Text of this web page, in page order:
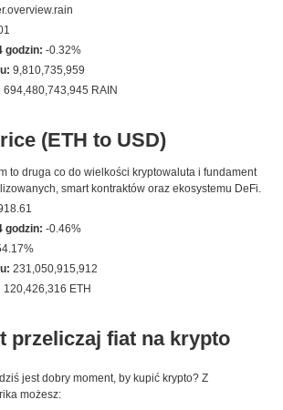
godzin: -0.32%
9,810,735,959
694,480,743,945 RAIN
(ETH to USD)
to druga co do wielkości kryptowaluta i fundament
smart kontraktów oraz ekosystemu DeFi.
godzin: -0.46%
231,050,915,912
120,426,316 ETH
przeliczaj fiat na krypto
jest dobry moment, by kupić krypto? Z
możesz: